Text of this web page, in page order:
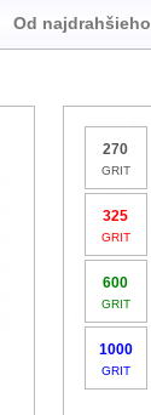
Od najdrahšieho
270
GRIT
325
GRIT
600
GRIT
1000
GRIT